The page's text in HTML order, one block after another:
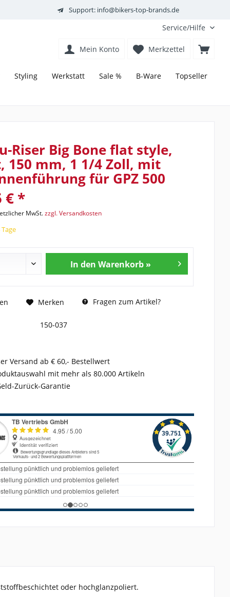
Support: info@bikers-top-brands.de
Service/Hilfe
Merkzettel
Mein Konto
Styling Werkstatt Sale % B-Ware Topseller
Riser Big Bone flat style,
150 mm, 1 1/4 Zoll, mit
für GPZ 500
€ *
MwSt.zzgl. Versandkosten
In den Warenkorb »
Merken Fragen zum Artikel?
150-037
Versand ab € 60,- Bestellwert
mit mehr als 80.000 Artikeln
Zurück-Garantie
oder hochglanzpoliert.